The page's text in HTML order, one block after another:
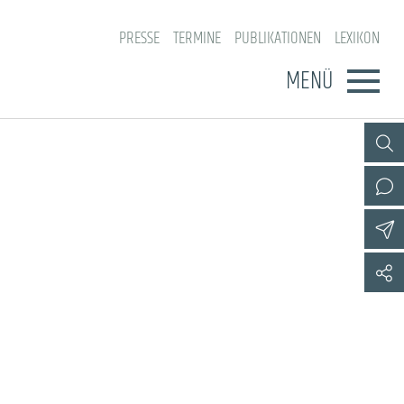
PRESSE TERMINE PUBLIKATIONEN LEXIKON
MENÜ